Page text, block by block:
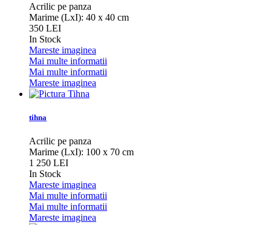
Acrilic pe panza
Marime (LxI): 40 x 40 cm
350 LEI
In Stock
Mareste imaginea
Mai multe informatii
Mai multe informatii
Mareste imaginea
tihna
Acrilic pe panza
Marime (LxI): 100 x 70 cm
1 250 LEI
In Stock
Mareste imaginea
Mai multe informatii
Mai multe informatii
Mareste imaginea